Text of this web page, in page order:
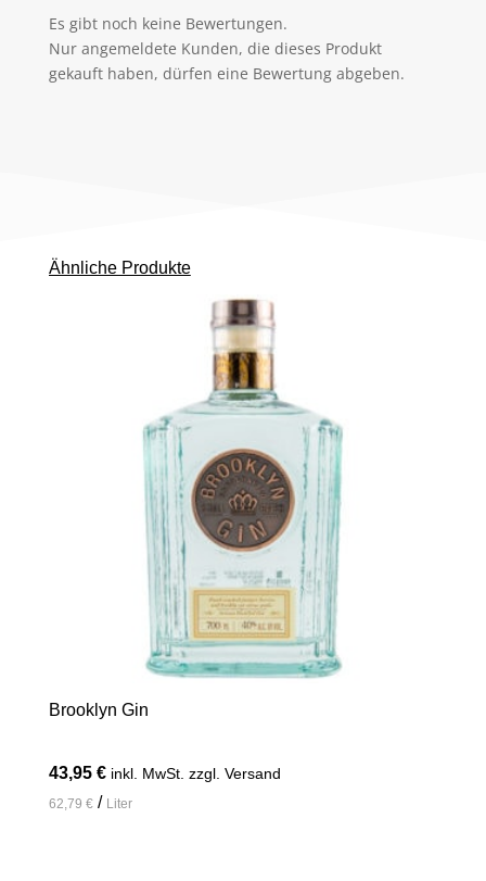
Es gibt noch keine Bewertungen.
Nur angemeldete Kunden, die dieses Produkt
gekauft haben, dürfen eine Bewertung abgeben.
Ähnliche Produkte
Brooklyn Gin
43,95 € inkl. MwSt. zzgl. Versand
62,79 €/ Liter